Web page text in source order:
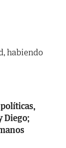
habiendo
Diego;